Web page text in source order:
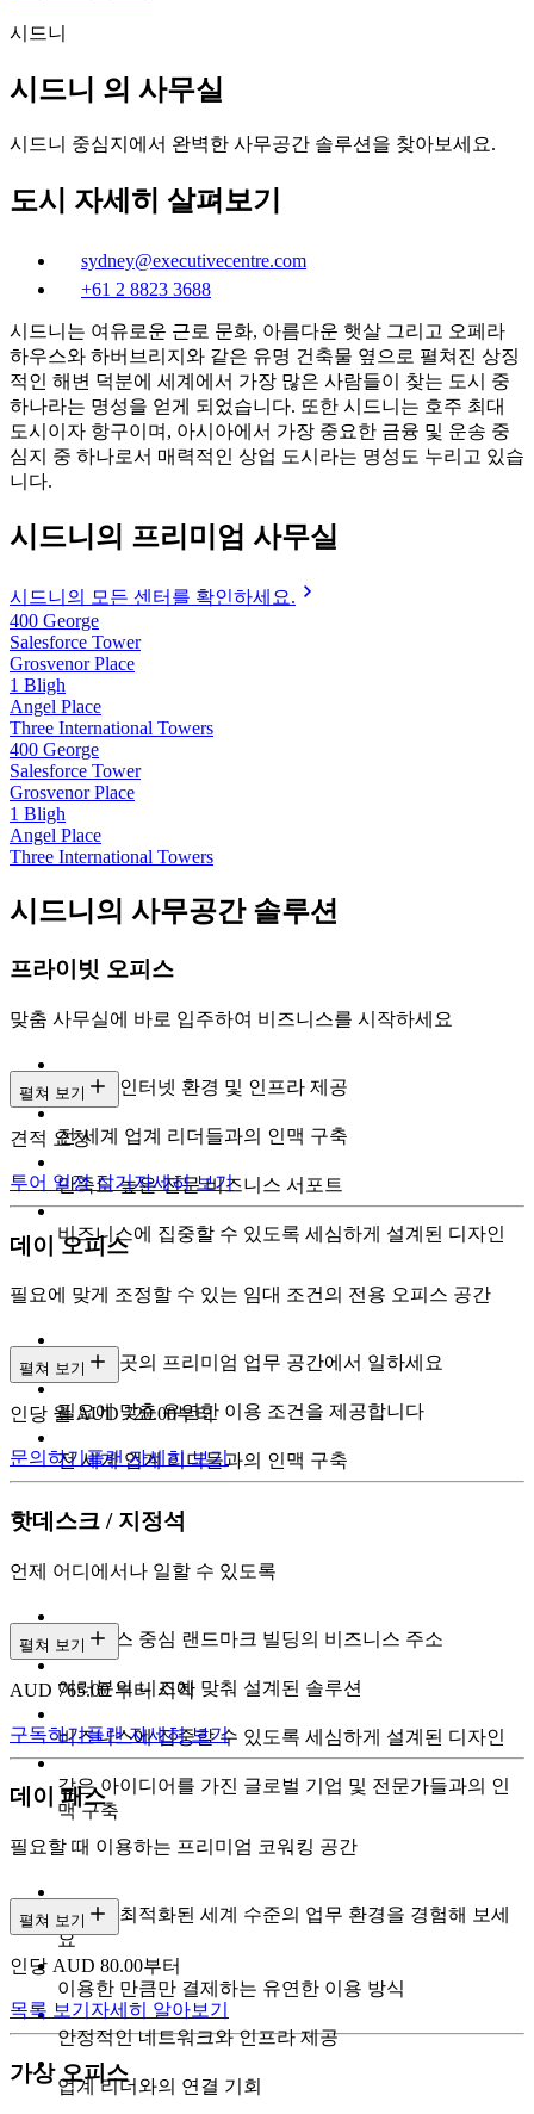
시드니
시드니 의 사무실
시드니 중심지에서 완벽한 사무공간 솔루션을 찾아보세요.
도시 자세히 살펴보기
sydney@executivecentre.com
+61 2 8823 3688
시드니는 여유로운 근로 문화, 아름다운 햇살 그리고 오페라
하우스와 하버브리지와 같은 유명 건축물 옆으로 펼쳐진 상징
적인 해변 덕분에 세계에서 가장 많은 사람들이 찾는 도시 중
하나라는 명성을 얻게 되었습니다. 또한 시드니는 호주 최대
도시이자 항구이며, 아시아에서 가장 중요한 금융 및 운송 중
심지 중 하나로서 매력적인 상업 도시라는 명성도 누리고 있습
니다.
시드니의 프리미엄 사무실
시드니의 모든 센터를 확인하세요.
400 George
Salesforce Tower
Grosvenor Place
1 Bligh
Angel Place
Three International Towers
400 George
Salesforce Tower
Grosvenor Place
1 Bligh
Angel Place
Three International Towers
시드니의 사무공간 솔루션
프라이빗 오피스
맞춤 사무실에 바로 입주하여 비즈니스를 시작하세요
초고속 인터넷 환경 및 인프라 제공
전 세계 업계 리더들과의 인맥 구축
만족도 높은 전문 비즈니스 서포트
비즈니스에 집중할 수 있도록 세심하게 설계된 디자인
펼쳐 보기
견적 요청
투어 일정 잡기자세히 보기
데이 오피스
필요에 맞게 조정할 수 있는 임대 조건의 전용 오피스 공간
도심 곳곳의 프리미엄 업무 공간에서 일하세요
필요에 맞춘 유연한 이용 조건을 제공합니다
전 세계 업계 리더들과의 인맥 구축
펼쳐 보기
인당 월 AUD 720.00부터
문의하기플랜 자세히 보기
핫데스크 / 지정석
언제 어디에서나 일할 수 있도록
비즈니스 중심 랜드마크 빌딩의 비즈니스 주소
여러분의 니즈에 맞춰 설계된 솔루션
비즈니스에 집중할 수 있도록 세심하게 설계된 디자인
같은 아이디어를 가진 글로벌 기업 및 전문가들과의 인
맥 구축
펼쳐 보기
AUD 765.00 부터 시작
구독하기플랜 자세히 보기
데이 패스
필요할 때 이용하는 프리미엄 코워킹 공간
집중에 최적화된 세계 수준의 업무 환경을 경험해 보세
요
이용한 만큼만 결제하는 유연한 이용 방식
안정적인 네트워크와 인프라 제공
업계 리더와의 연결 기회
펼쳐 보기
인당 AUD 80.00부터
목록 보기 자세히 알아보기
가상 오피스